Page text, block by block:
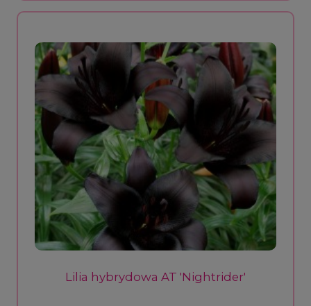
Lilia hybrydowa AT 'Nightrider'